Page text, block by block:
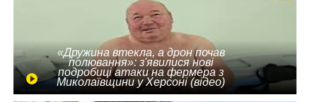
«Дружина втекла, а дрон почав
полювання»: з'явилися нові
подробиці атаки на фермера з
Миколаївщини у Херсоні (відео)